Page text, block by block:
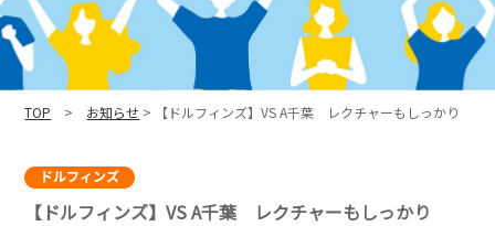
TOP > お知らせ > 【ドルフィンズ】VS A千葉 レクチャーもしっかり
【ドルフィンズ】VS A千葉 レクチャーもしっかり